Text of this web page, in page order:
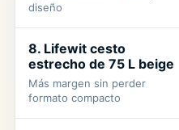
diseño
8. Lifewit cesto
estrecho de 75 L beige
Más margen sin perder
formato compacto